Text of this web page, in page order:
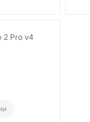
2 Pro v4